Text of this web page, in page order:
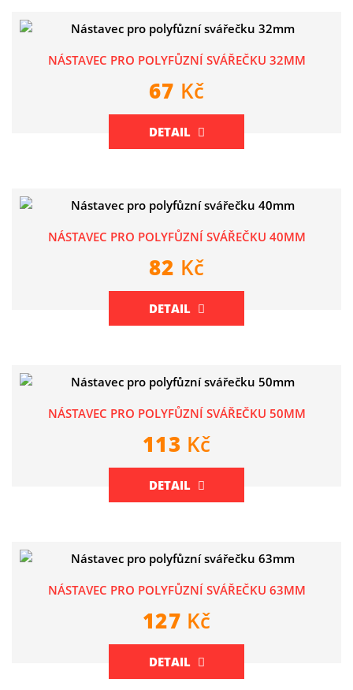
NÁSTAVEC PRO POLYFŮZNÍ SVÁŘEČKU 32MM
67 Kč
DETAIL
NÁSTAVEC PRO POLYFŮZNÍ SVÁŘEČKU 40MM
82 Kč
DETAIL
NÁSTAVEC PRO POLYFŮZNÍ SVÁŘEČKU 50MM
113 Kč
DETAIL
NÁSTAVEC PRO POLYFŮZNÍ SVÁŘEČKU 63MM
127 Kč
DETAIL